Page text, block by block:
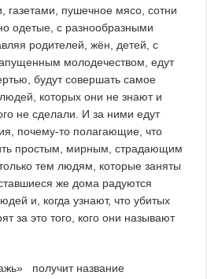
газетами, пушечное мясо, сотни
одетые, с разнообразными
родителей, жён, детей, с
молодечеством, едут
будут совершать самое
которых они не знают и
не сделали. И за ними едут
почему-то полагающие, что
простым, мирным, страдающим
тем людям, которые заняты
же дома радуются
и, когда узнают, что убитых
за это того, кого они называют
получит название